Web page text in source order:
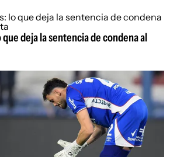
deja la sentencia de condena al